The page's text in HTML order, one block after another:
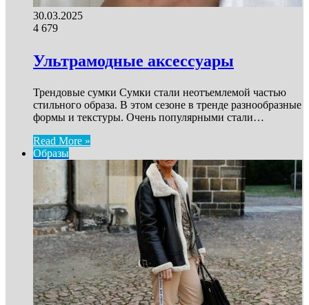
30.03.2025
4 679
Ультрамодные аксессуары
Трендовые сумки Сумки стали неотъемлемой частью
стильного образа. В этом сезоне в тренде разнообразные
формы и текстуры. Очень популярными стали…
Read More »
Образы